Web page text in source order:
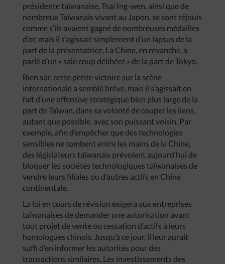
présidente taïwanaise, Tsai Ing-wen, ainsi que de
nombreux Taïwanais vivant au Japon, se sont réjouis
comme s’ils avaient gagné de nombreuses médailles
d’or, mais il s’agissait simplement d’un lapsus de la
part de la présentatrice. La Chine, en revanche, a
parlé d’un « sale coup délibéré » de la part de Tokyo.
Bien sûr, cette petite victoire sur la scène
internationale a semblé brève, mais il s’agissait en
fait d’une offensive stratégique bien plus large de la
part de Taïwan, dans sa volonté de couper les liens,
autant que possible, avec son puissant voisin. Par
exemple, afin d’empêcher que des technologies
sensibles ne tombent entre les mains de la Chine,
des législateurs taïwanais prévoient aujourd’hui de
bloquer les sociétés technologiques taïwanaises de
vendre leurs filiales ou d’autres actifs en Chine
continentale.
La loi en cours de révision exigera aux entreprises
taïwanaises de demander une autorisation avant
tout projet de vente ou cessation d’actifs à leurs
homologues chinois. Jusqu’à ce jour, il leur aurait
suffi d’en informer les autorités pour des
transactions similaires. Les investissements des